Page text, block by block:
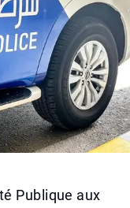
Publique aux